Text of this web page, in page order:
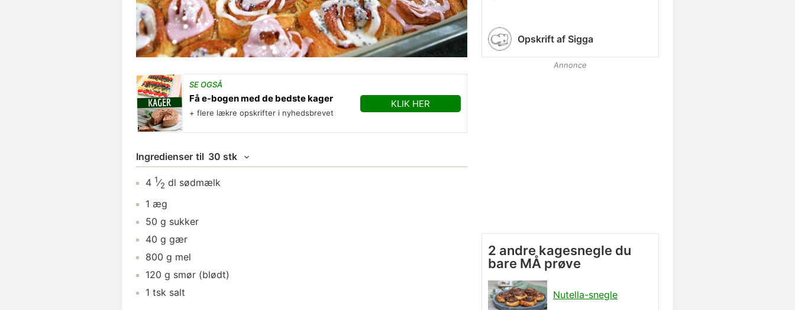
SE OGSÅ
Få e-bogen med de bedste kager
+ flere lækre opskrifter i nyhedsbrevet
KLIK HER
Ingredienser til 30 stk
4 1⁄2 dl sødmælk
1 æg
50 g sukker
40 g gær
800 g mel
120 g smør (blødt)
1 tsk salt
Opskrift af Sigga
Annonce
2 andre kagesnegle du
bare MÅ prøve
Nutella-snegle